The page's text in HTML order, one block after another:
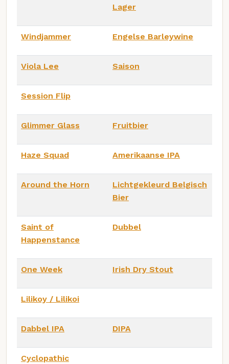
Lager
Windjammer Engelse Barleywine
Viola Lee Saison
Session Flip
Glimmer Glass Fruitbier
Haze Squad Amerikaanse IPA
Around the Horn
Lichtgekleurd Belgisch
Bier
Saint of
Happenstance
Dubbel
One Week Irish Dry Stout
Lilikoy / Lilikoi
Dabbel IPA DIPA
Cyclopathic